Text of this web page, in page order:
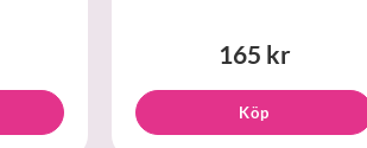
165 kr
Köp